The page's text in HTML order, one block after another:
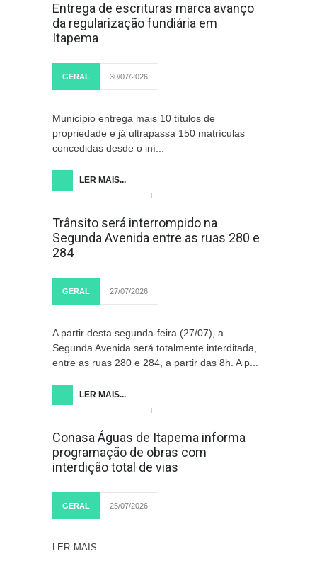
Entrega de escrituras marca avanço
da regularização fundiária em
Itapema
GERAL 30/07/2026
Município entrega mais 10 títulos de
propriedade e já ultrapassa 150 matrículas
concedidas desde o iní...
LER MAIS...
Trânsito será interrompido na
Segunda Avenida entre as ruas 280 e
284
GERAL 27/07/2026
A partir desta segunda-feira (27/07), a
Segunda Avenida será totalmente interditada,
entre as ruas 280 e 284, a partir das 8h. A p...
LER MAIS...
Conasa Águas de Itapema informa
programação de obras com
interdição total de vias
GERAL 25/07/2026
LER MAIS...